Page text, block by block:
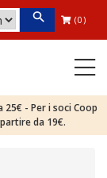
(0)
- Per i soci Coop
da 19€.